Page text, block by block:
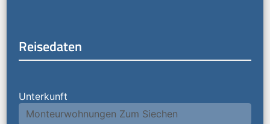
Reisedaten
Unterkunft